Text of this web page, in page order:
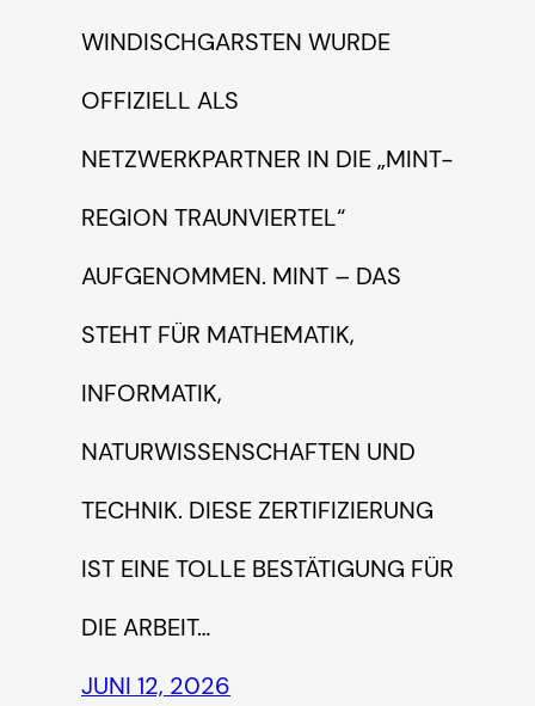
INDISCHGARSTEN WURDE O
FFIZIELL ALS N
ETZWERKPARTNER IN DIE „MINT-R
EGION TRAUNVIERTEL“ A
UFGENOMMEN. MINT – DAS S
TEHT FÜR MATHEMATIK, I
NFORMATIK, N
ATURWISSENSCHAFTEN UND T
ECHNIK. DIESE ZERTIFIZIERUNG I
ST EINE TOLLE BESTÄTIGUNG FÜR D
IE ARBEIT…
JUNI 12, 2026